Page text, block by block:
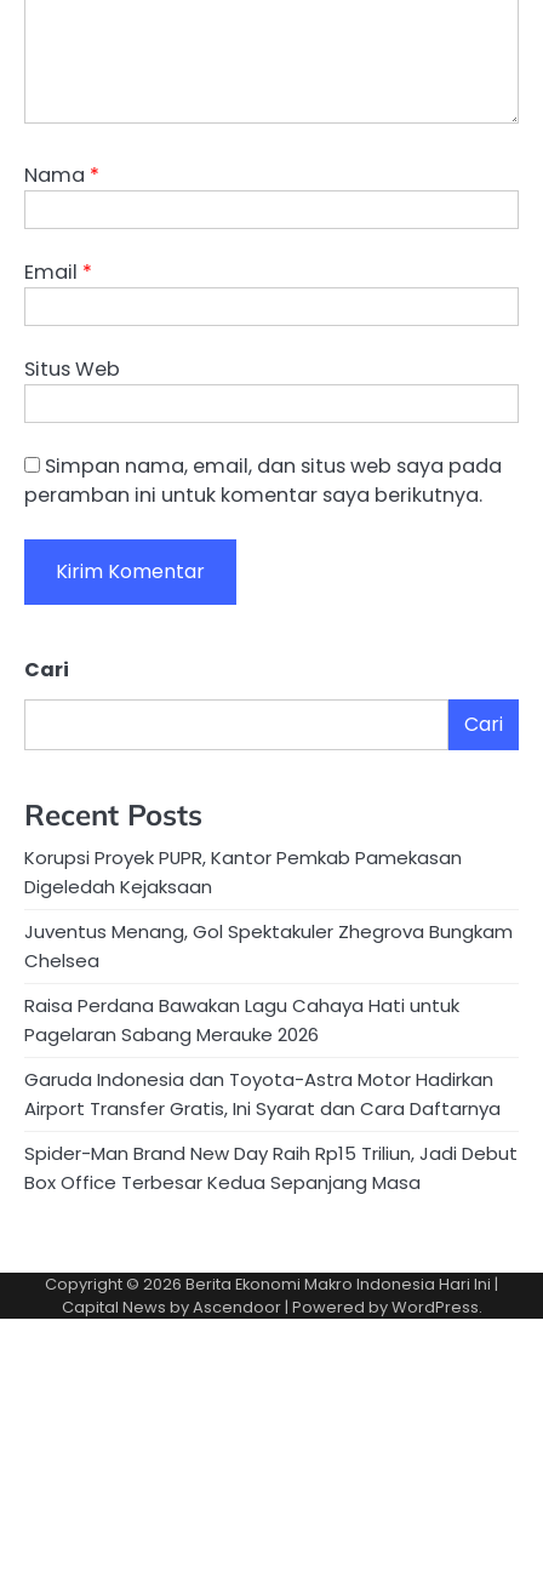
Nama *
Email *
Situs Web
Simpan nama, email, dan situs web saya pada
peramban ini untuk komentar saya berikutnya.
Cari
Cari
Recent Posts
Korupsi Proyek PUPR, Kantor Pemkab Pamekasan
Digeledah Kejaksaan
Juventus Menang, Gol Spektakuler Zhegrova Bungkam
Chelsea
Raisa Perdana Bawakan Lagu Cahaya Hati untuk
Pagelaran Sabang Merauke 2026
Garuda Indonesia dan Toyota-Astra Motor Hadirkan
Airport Transfer Gratis, Ini Syarat dan Cara Daftarnya
Spider-Man Brand New Day Raih Rp15 Triliun, Jadi Debut
Box Office Terbesar Kedua Sepanjang Masa
Copyright © 2026 Berita Ekonomi Makro Indonesia Hari Ini |
Capital News byAscendoor| Powered byWordPress.